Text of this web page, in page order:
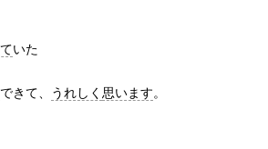
いた
できて、 うれしく 思います。